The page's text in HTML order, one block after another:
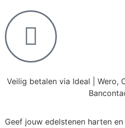
Veilig betalen via Ideal | Wero,
Geef jouw edelstenen harten